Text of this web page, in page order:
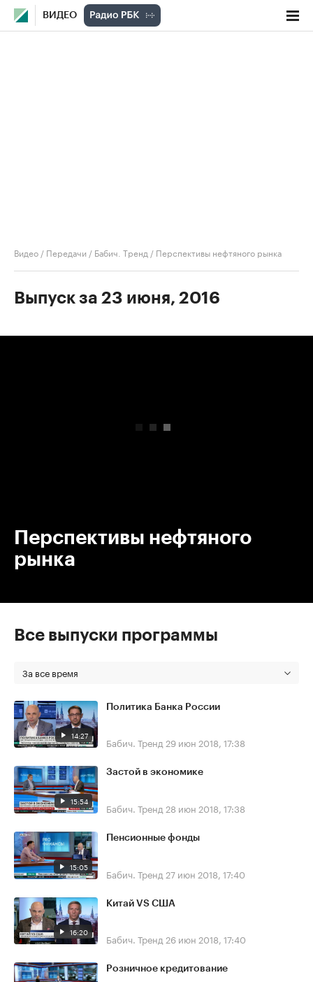
ВИДЕО
Видео / Передачи / Бабич. Тренд / Перспективы нефтяного рынка
Выпуск за 23 июня, 2016
Перспективы нефтяного
рынка
Все выпуски программы
За все время
14:27
Политика Банка России
Бабич. Тренд 29 июн 2018, 17:38
15:54
Застой в экономике
Бабич. Тренд 28 июн 2018, 17:38
15:05
Пенсионные фонды
Бабич. Тренд 27 июн 2018, 17:40
16:20
Китай VS США
Бабич. Тренд 26 июн 2018, 17:40
Розничное кредитование